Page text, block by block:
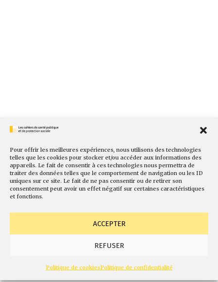
Pour offrir les meilleures expériences, nous utilisons des technologies
telles que les cookies pour stocker et/ou accéder aux informations des
appareils. Le fait de consentir à ces technologies nous permettra de
traiter des données telles que le comportement de navigation ou les ID
uniques sur ce site. Le fait de ne pas consentir ou de retirer son
consentement peut avoir un effet négatif sur certaines caractéristiques
et fonctions.
ACCEPTER
REFUSER
Politique de cookiesPolitique de confidentialité